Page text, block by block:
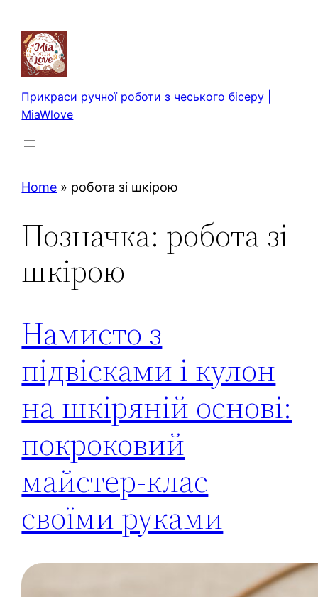
вмісту
Прикраси ручної роботи з чеського бісеру |
MiaWlove
Home » робота зі шкірою
Позначка: робота зі
шкірою
Намисто з
підвісками і кулон
на шкіряній основі:
покроковий
майстер-клас
своїми руками